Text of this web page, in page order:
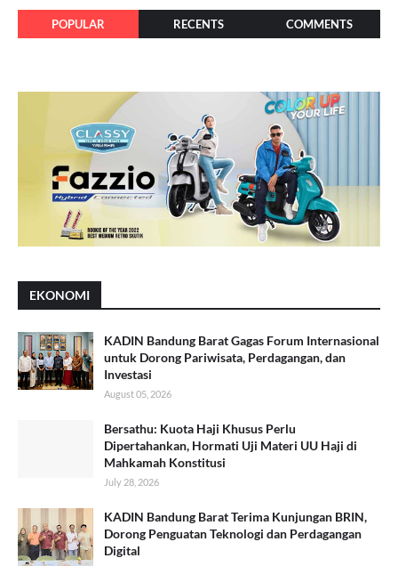
POPULAR RECENTS COMMENTS
EKONOMI
KADIN Bandung Barat Gagas Forum Internasional
untuk Dorong Pariwisata, Perdagangan, dan
Investasi
August 05, 2026
Bersathu: Kuota Haji Khusus Perlu
Dipertahankan, Hormati Uji Materi UU Haji di
Mahkamah Konstitusi
July 28, 2026
KADIN Bandung Barat Terima Kunjungan BRIN,
Dorong Penguatan Teknologi dan Perdagangan
Digital